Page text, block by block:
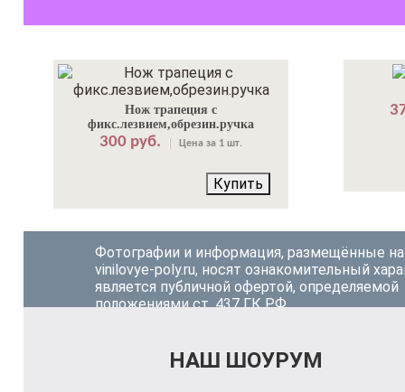
Нож трапеция с
фикс.лезвием,обрезин.ручка
300 руб. Цена за 1 шт.
Купить
Фотографии и информация, размещённые на
vinilovye-poly.ru, носят ознакомительный
является публичной офертой, определяемой
положениями ст. 437 ГК РФ.
НАШ ШОУРУМ